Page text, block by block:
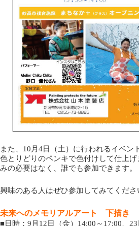
また、10月4日（土）に行われるイベン
色とりどりのペンキで色付けして仕上
みの必要はなく、誰でも参加できます。
興味のある人はぜひ参加してみてくださ
未来へのメモリアルアート 下描き
■日時：9月12日（金）14:00～17:00、